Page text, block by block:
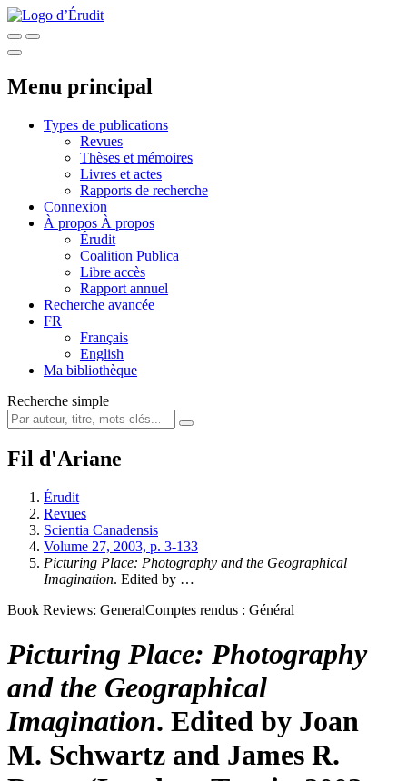
Menu principal
Types de publications
Revues
Thèses et mémoires
Livres et actes
Rapports de recherche
Connexion
À propos À propos
Érudit
Coalition Publica
Libre accès
Rapport annuel
Recherche avancée
FR
Français
English
Ma bibliothèque
Recherche simple
Fil d'Ariane
Érudit
Revues
Scientia Canadensis
Volume 27, 2003, p. 3-133
Picturing Place: Photography and the Geographical
Imagination. Edited by …
Book Reviews: GeneralComptes rendus : Général
Picturing Place: Photography
and the Geographical
Imagination. Edited by Joan
M. Schwartz and James R.